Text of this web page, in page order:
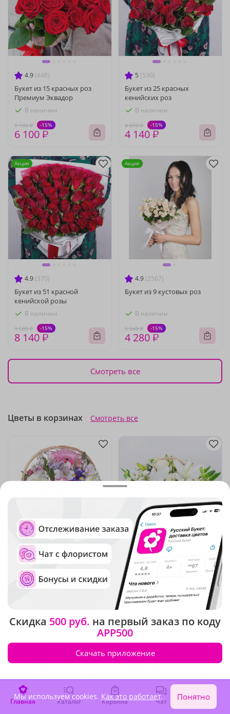
4.9 (448)
Букет из 15 красных роз
Премиум Эквадор
В наличии
7 180 ₽ -15%
6 100 ₽
5 (530)
Букет из 25 красных
кенийских роз
В наличии
4 870 ₽ -15%
4 140 ₽
4.9 (370)
Букет из 51 красной
кенийской розы
В наличии
9 580 ₽ -15%
8 140 ₽
Акция
4.9 (2567)
Букет из 9 кустовых роз
В наличии
5 040 ₽ -15%
4 280 ₽
Акция
Смотреть все
Цветы в корзинах Смотреть все
4.9(765)
Композиция "Райский сад"
В наличии
Композиция "Голубки"
В наличии
5 500 ₽
Главная Каталог Корзина Чат Войти
Скидка 500 руб. на первый заказ по коду
APP500
Скачать приложение
Мы используем cookies. Как это работает. Понятно